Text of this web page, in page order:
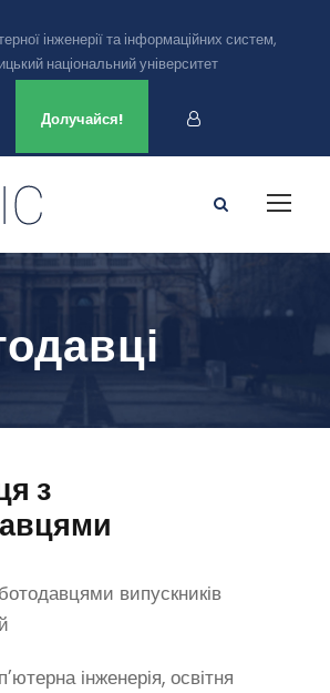
інженерії та інформаційних систем,
національний університет
Долучайся!
з
випускників
інженерія, освітня